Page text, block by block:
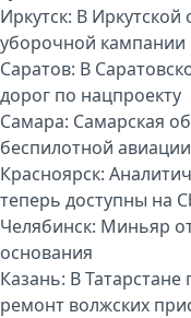
Иркутск: В Иркутской
уборочной кампании
Саратов: В
дорог по нацпроекту
Самара: Самарская
беспилотной авиации
Красноярск:
теперь доступны на
Челябинск: Миньяр
основания
Казань: В
ремонт волжских